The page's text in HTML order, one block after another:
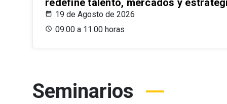
redefine talento, mercados y
19 de Agosto de 2026
09:00 a 11:00 horas
Seminarios